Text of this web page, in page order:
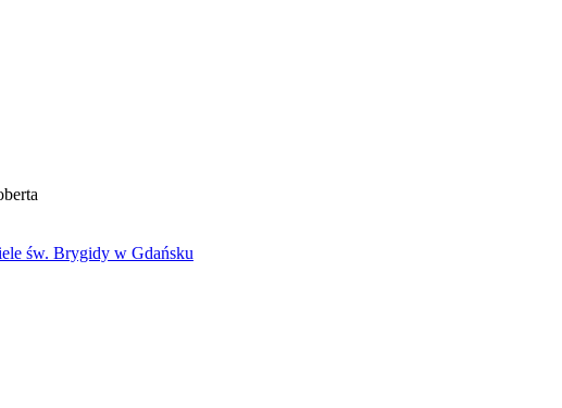
św. Brygidy w Gdańsku